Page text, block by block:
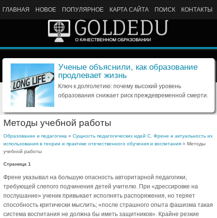
ГЛАВНАЯ НОВОЕ ПОПУЛЯРНОЕ КАРТА САЙТА ПОИСК КОНТАКТЫ
Ученые объяснили, как образование
продлевает жизнь
Ключ к долголетию: почему высокий уровень
образования снижает риск преждевременной смерти.
Методы учебной работы
Образование и педагогика » Сущность педагогических идей С. Френе и актуальность их
использования в теории и практике отечественного обучения и воспитания » Методы
учебной работы
Страница 1
Френе указывал на большую опасность авторитарной педагогики,
требующей слепого подчинения детей учителю. При «дрессировке на
послушание» ученик привыкает исполнять распоряжения, но теряет
способность критически мыслить; «после страшного опыта фашизма такая
система воспитания не должна бы иметь защитников». Крайне резкие